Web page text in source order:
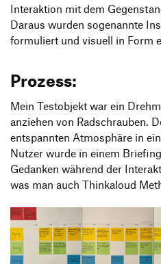
Interaktion mit dem
Daraus wurden sogenannte
formuliert und visuell in Form
Prozess:
Mein Testobjekt war ein
anziehen von Radschrauben.
entspannten Atmosphäre in
Nutzer wurde in einem
Gedanken während der
was man auch Thinkaloud